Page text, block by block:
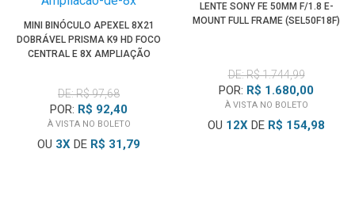
MINI BINÓCULO APEXEL 8X21
DOBRÁVEL PRISMA K9 HD FOCO
CENTRAL E 8X AMPLIAÇÃO
DE: R$ 97,68
POR: R$ 92,40
À VISTA NO BOLETO
OU 3X DE R$ 31,79
LENTE SONY FE 50MM F/1.8 E-
MOUNT FULL FRAME (SEL50F18F)
DE: R$ 1.744,99
POR: R$ 1.680,00
À VISTA NO BOLETO
OU 12X DE R$ 154,98